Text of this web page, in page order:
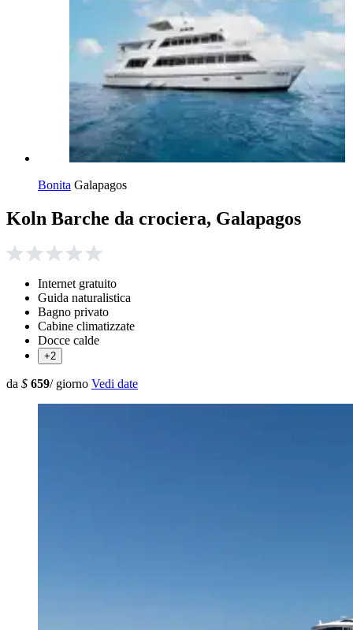
Bonita Galapagos
Koln Barche da crociera, Galapagos
Internet gratuito
Guida naturalistica
Bagno privato
Cabine climatizzate
Docce calde
+2
da $ 659/ giorno Vedi date